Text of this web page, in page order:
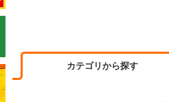
カテゴリから探す